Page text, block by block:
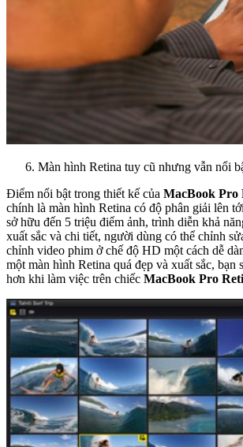
Màn hình Retina tuy cũ nhưng vẫn nổi
Điểm nổi bật trong thiết kế của MacBook Pro
chính là màn hình Retina có độ phân giải lên
sở hữu đến 5 triệu điểm ảnh, trình diễn khả
xuất sắc và chi tiết, người dùng có thể chỉnh
chỉnh video phim ở chế độ HD một cách dễ
một màn hình Retina quá đẹp và xuất sắc, bạn
hơn khi làm việc trên chiếc MacBook Pro